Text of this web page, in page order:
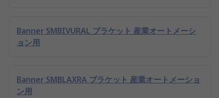
Banner SMBIVURAL ブラケット 産業オートメーシ
ョン用
Banner SMBLAXRA ブラケット 産業オートメーショ
ン用